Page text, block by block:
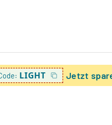
LIGHT Jetzt